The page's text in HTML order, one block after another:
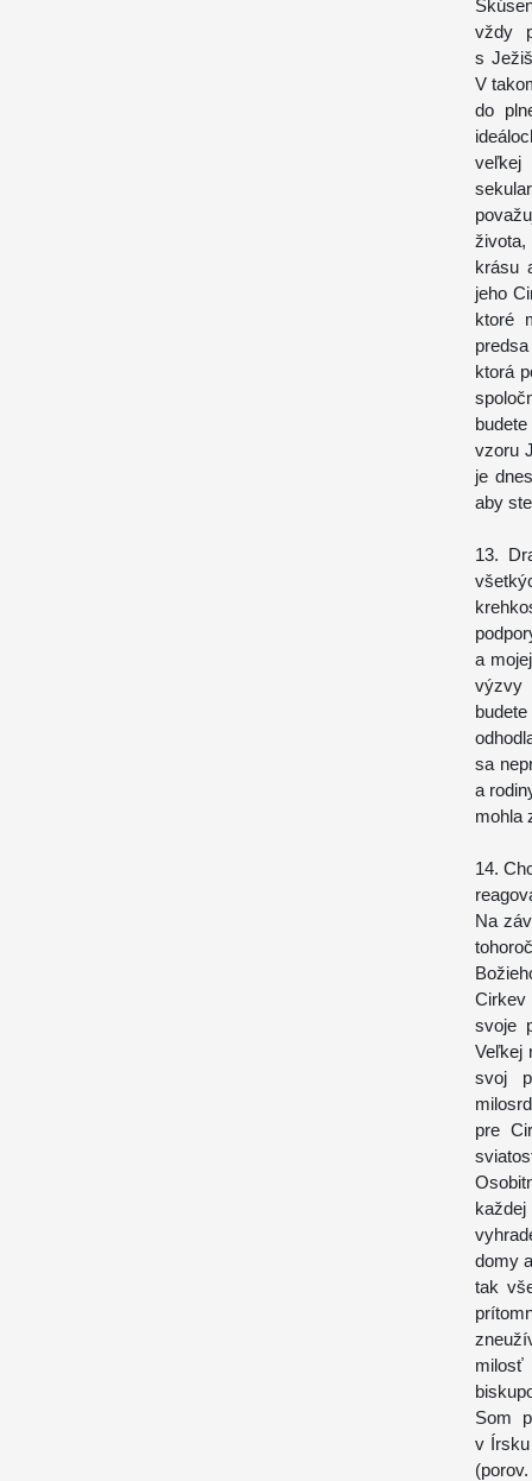
vždy
s
V
do
veľkej
života,
krásu
jeho
ktoré
ktorá
vzoru
je
aby
13.
a
výzvy
sa
a
mohla
14.
Na
svoje
Veľkej
svoj
pre
domy
tak
milosť
Som
v